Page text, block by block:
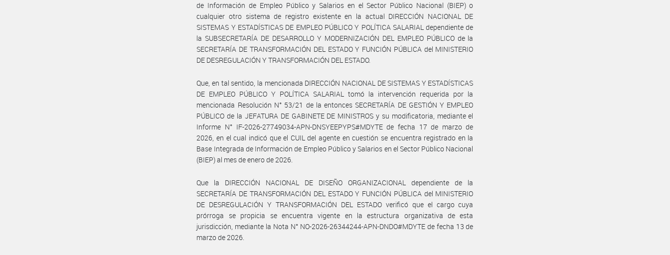
de Información de Empleo Público y Salarios en el Sector Público Nacional (BIEP) o
cualquier otro sistema de registro existente en la actual DIRECCIÓN NACIONAL DE
SISTEMAS Y ESTADÍSTICAS DE EMPLEO PÚBLICO Y POLÍTICA SALARIAL dependiente de
la SUBSECRETARÍA DE DESARROLLO Y MODERNIZACIÓN DEL EMPLEO PÚBLICO de la
SECRETARÍA DE TRANSFORMACIÓN DEL ESTADO Y FUNCIÓN PÚBLICA del MINISTERIO
DE DESREGULACIÓN Y TRANSFORMACIÓN DEL ESTADO.
Que, en tal sentido, la mencionada DIRECCIÓN NACIONAL DE SISTEMAS Y ESTADÍSTICAS
DE EMPLEO PÚBLICO Y POLÍTICA SALARIAL tomó la intervención requerida por la
mencionada Resolución N° 53/21 de la entonces SECRETARÍA DE GESTIÓN Y EMPLEO
PÚBLICO de la JEFATURA DE GABINETE DE MINISTROS y su modificatoria, mediante el
Informe N° IF-2026-27749034-APN-DNSYEEPYPS#MDYTE de fecha 17 de marzo de
2026, en el cual indicó que el CUIL del agente en cuestión se encuentra registrado en la
Base Integrada de Información de Empleo Público y Salarios en el Sector Público Nacional
(BIEP) al mes de enero de 2026.
Que la DIRECCIÓN NACIONAL DE DISEÑO ORGANIZACIONAL dependiente de la
SECRETARÍA DE TRANSFORMACIÓN DEL ESTADO Y FUNCIÓN PÚBLICA del MINISTERIO
DE DESREGULACIÓN Y TRANSFORMACIÓN DEL ESTADO verificó que el cargo cuya
prórroga se propicia se encuentra vigente en la estructura organizativa de esta
jurisdicción, mediante la Nota N° NO-2026-26344244-APN-DNDO#MDYTE de fecha 13 de
marzo de 2026.